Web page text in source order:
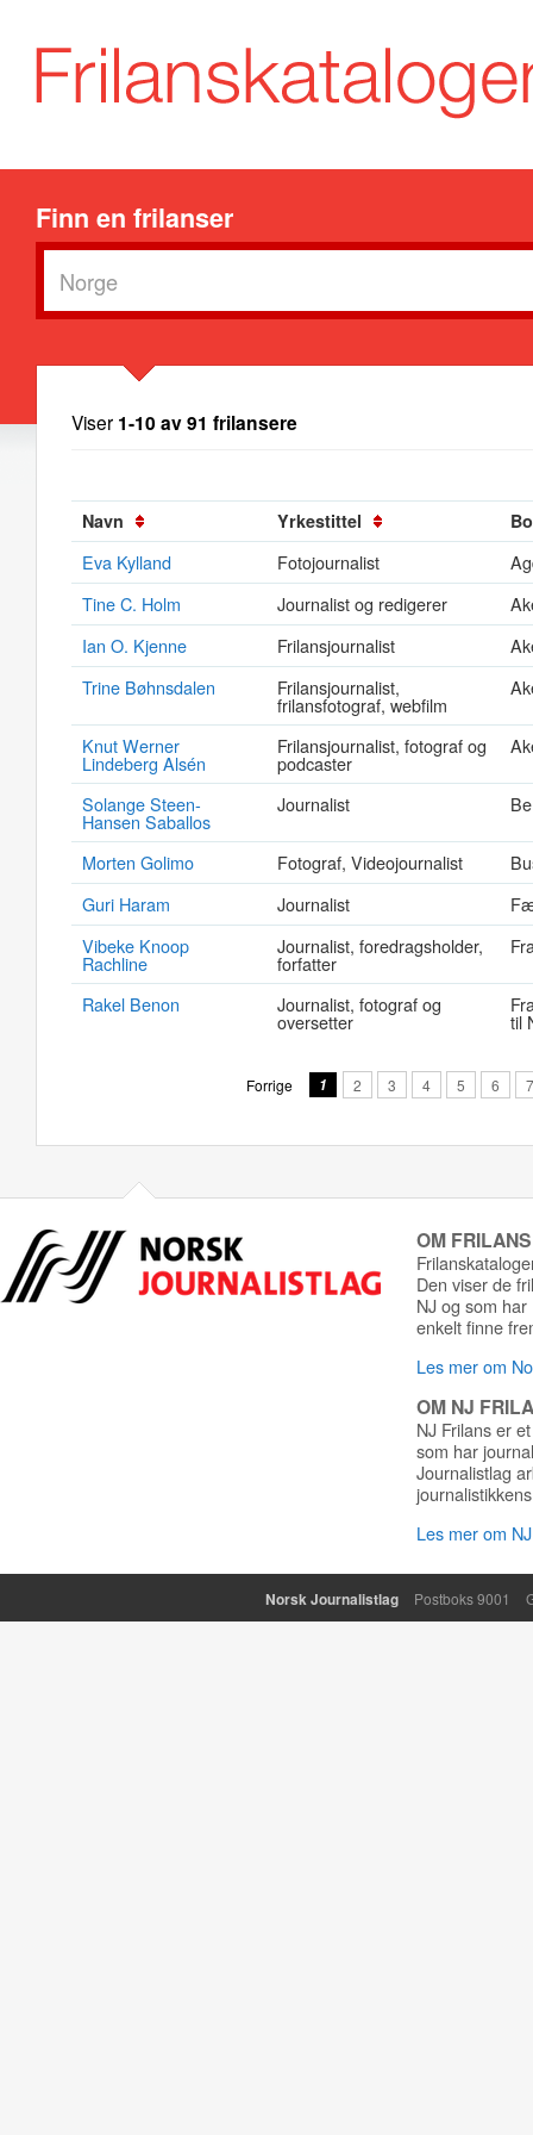
Finn en frilanser
Viser 1-10 av 91 frilansere
Navn Yrkestittel
Eva Kylland Fotojournalist
Tine C. Holm
Journalist og redigerer
Ian O. Kjenne
Frilansjournalist
Trine Bøhnsdalen
Frilansjournalist,
frilansfotograf, webfilm
Knut Werner
Lindeberg Alsén
Frilansjournalist, fotograf og
podcaster
Solange Steen-
Hansen Saballos
Journalist
Morten Golimo Fotograf, Videojournalist
Guri Haram
Journalist
Vibeke Knoop
Rachline
Journalist, foredragsholder,
forfatter
Rakel Benon Journalist, fotograf og
oversetter til
Forrige 1 2 3 4 5 6 7
OM
Den viser de
NJ og som
enkelt finne
Les mer om
OM NJ
NJ Frilans er
som har
Journalistlag
Les mer om
Norsk Journalistlag Postboks 9001